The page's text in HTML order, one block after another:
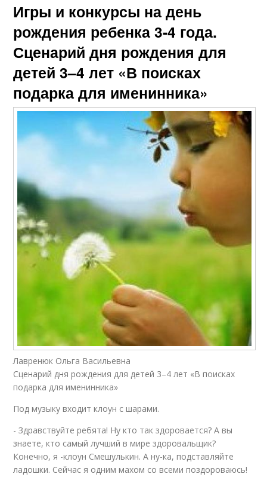
Игры и конкурсы на день
рождения ребенка 3-4 года.
Сценарий дня рождения для
детей 3–4 лет «В поисках
подарка для именинника»
Лавренюк Ольга Васильевна
Сценарий дня рождения для детей 3–4 лет «В поисках
подарка для именинника»
Под музыку входит клоун с шарами.
- Здравствуйте ребята! Ну кто так здоровается? А вы
знаете, кто самый лучший в мире здоровальщик?
Конечно, я -клоун Смешулькин. А ну-ка, подставляйте
ладошки. Сейчас я одним махом со всеми поздороваюсь!